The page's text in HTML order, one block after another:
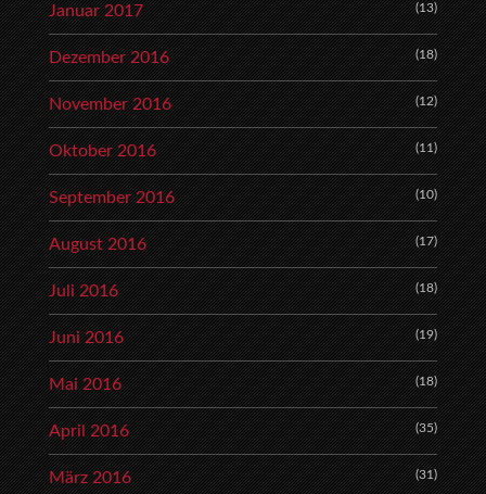
Januar 2017 (13)
Dezember 2016 (18)
November 2016 (12)
Oktober 2016 (11)
September 2016 (10)
August 2016 (17)
Juli 2016 (18)
Juni 2016 (19)
Mai 2016 (18)
April 2016 (35)
März 2016 (31)